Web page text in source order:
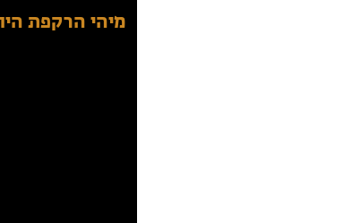
מיהי הרקפת